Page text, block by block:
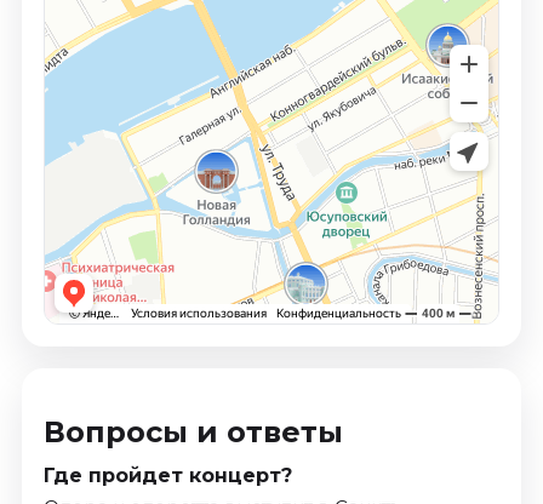
Вопросы и ответы
Где пройдет концерт?